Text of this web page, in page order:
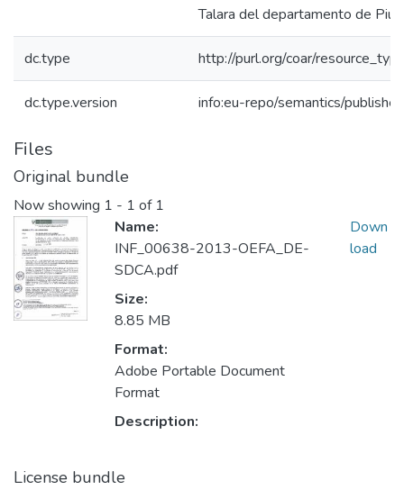
Talara del departamento de
dc.type http://purl.org/coar/
dc.type.version info:eu-repo/semantics/
Files
Original bundle
Now showing 1 - 1 of 1
Name:
INF_00638-2013-OEFA_DE-
SDCA.pdf
Size:
8.85 MB
Format:
Adobe Portable Document
Format
Description:
Down
load
License bundle